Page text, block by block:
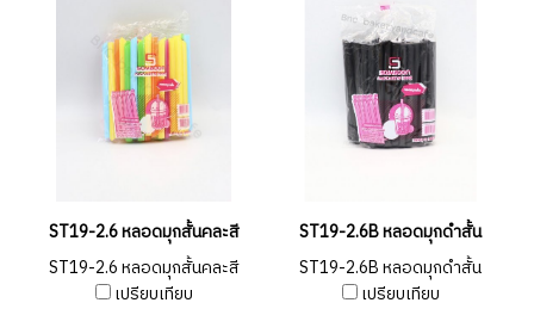
ST19-2.6 หลอดมุกสั้นคละสี
ST19-2.6 หลอดมุกสั้นคละสี
เปรียบเทียบ
ST19-2.6B หลอดมุกดำสั้น
ST19-2.6B หลอดมุกดำสั้น
เปรียบเทียบ